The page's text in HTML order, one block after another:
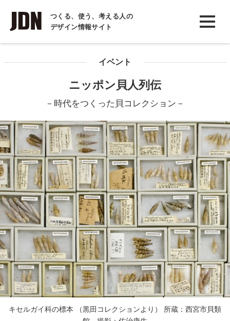
つくる、使う、考える人の
デザイン情報サイト
INTERVIEW
インタビュー
COLUMN
イベント
ニッポン貝人列伝
－時代をつくった貝コレクション－
キセルガイ科の標本 （黒田コレクションより） 所蔵：西宮市貝類